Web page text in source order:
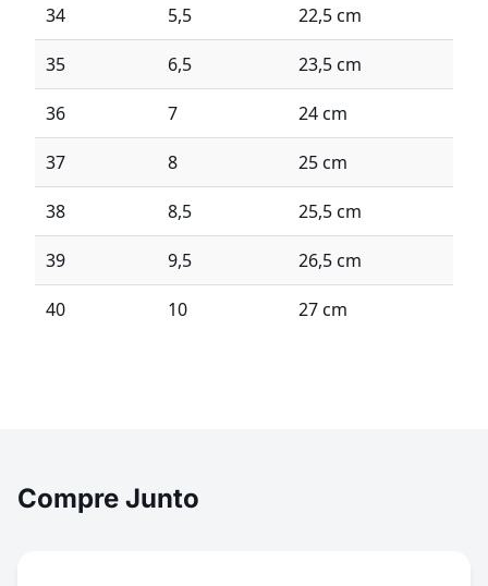
34 5,5 22,5 cm
35 6,5 23,5 cm
36 7 24 cm
37 8 25 cm
38 8,5 25,5 cm
39 9,5 26,5 cm
40 10 27 cm
Compre Junto